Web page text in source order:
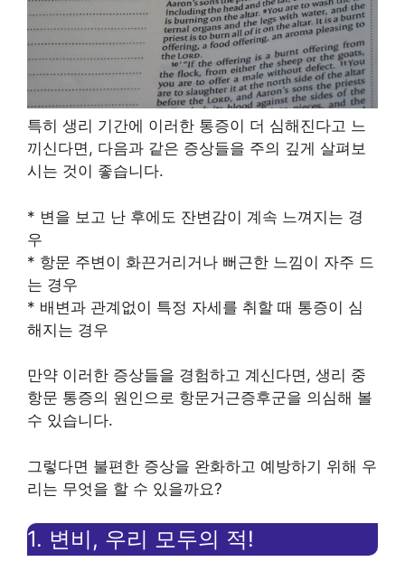
특히 생리 기간에 이러한 통증이 더 심해진다고 느
끼신다면, 다음과 같은 증상들을 주의 깊게 살펴보
시는 것이 좋습니다.
* 변을 보고 난 후에도 잔변감이 계속 느껴지는 경
우
* 항문 주변이 화끈거리거나 뻐근한 느낌이 자주 드
는 경우
* 배변과 관계없이 특정 자세를 취할 때 통증이 심
해지는 경우
만약 이러한 증상들을 경험하고 계신다면, 생리 중
항문 통증의 원인으로 항문거근증후군을 의심해 볼
수 있습니다.
그렇다면 불편한 증상을 완화하고 예방하기 위해 우
리는 무엇을 할 수 있을까요?
1. 변비, 우리 모두의 적!